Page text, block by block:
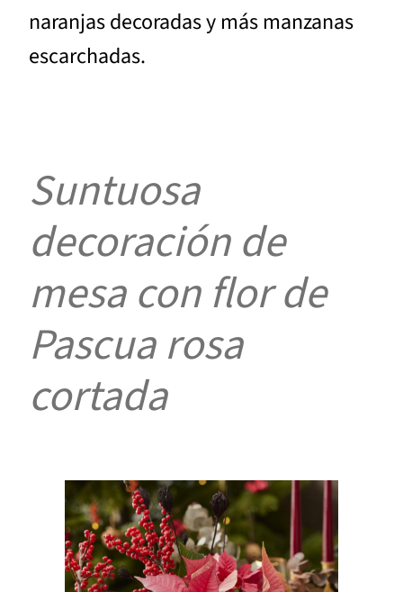
naranjas decoradas y más manzanas
escarchadas.
Suntuosa
decoración de
mesa con flor de
Pascua rosa
cortada